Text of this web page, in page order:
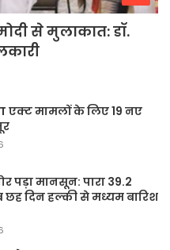
से मुलाकात: डॉ.
एक्ट मामलों के लिए 19 नए
पड़ा मानसून: पारा 39.2
छह दिन हल्की से मध्यम बारिश